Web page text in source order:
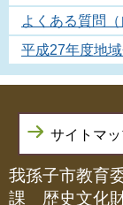
よくある質問（
平成27年度地
サイトマ
我孫子市教育
課 歴史文化